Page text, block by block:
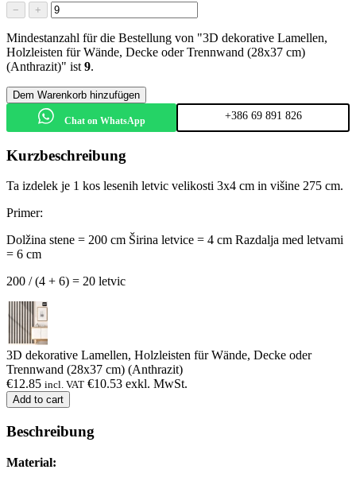
− +
Mindestanzahl für die Bestellung von "3D dekorative Lamellen,
Holzleisten für Wände, Decke oder Trennwand (28x37 cm)
(Anthrazit)" ist 9.
Dem Warenkorb hinzufügen
Chat on WhatsApp +386 69 891 826
Kurzbeschreibung
Ta izdelek je 1 kos lesenih letvic velikosti 3x4 cm in višine 275 cm.
Primer:
Dolžina stene = 200 cm Širina letvice = 4 cm Razdalja med letvami
= 6 cm
200 / (4 + 6) = 20 letvic
3D dekorative Lamellen, Holzleisten für Wände, Decke oder
Trennwand (28x37 cm) (Anthrazit)
€12.85 incl. VAT €10.53 exkl. MwSt.
Add to cart
Beschreibung
Material: